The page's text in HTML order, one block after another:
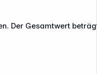
Der Gesamtwert
des Herstellers /
zzgl.